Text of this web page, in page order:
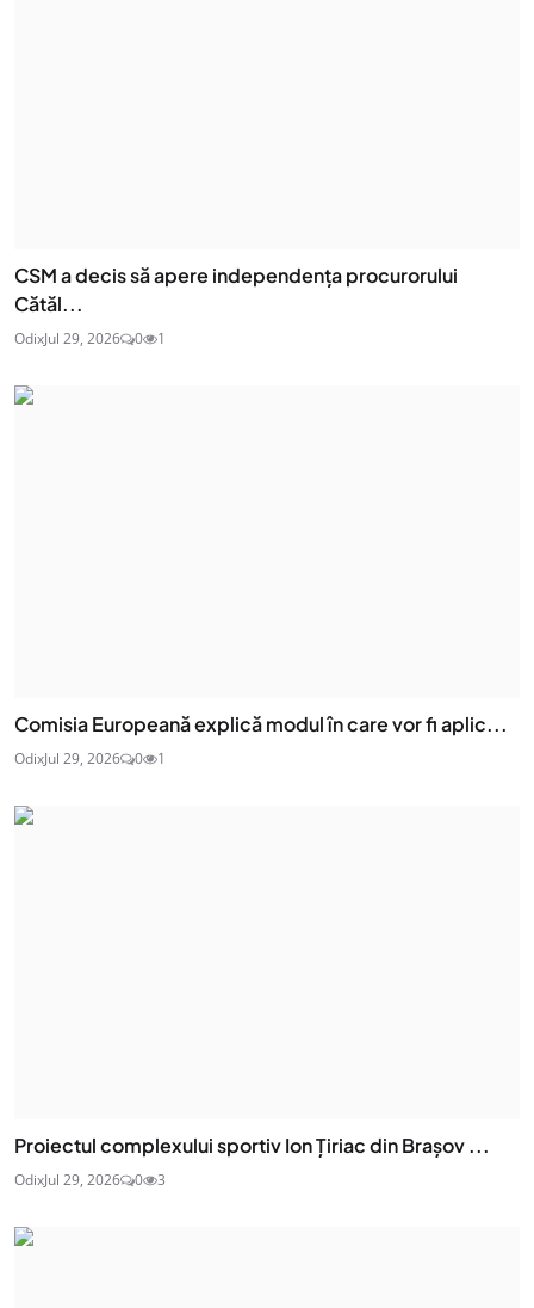
CSM a decis să apere independența procurorului
Cătăl...
OdixJul 29, 2026 0 1
Comisia Europeană explică modul în care vor fi aplic...
OdixJul 29, 2026 0 1
Proiectul complexului sportiv Ion Țiriac din Brașov ...
OdixJul 29, 2026 0 3